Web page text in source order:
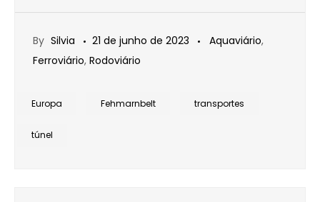
By Silvia 21 de junho de 2023 Aquaviário,
Ferroviário, Rodoviário
Europa Fehmarnbelt transportes
túnel